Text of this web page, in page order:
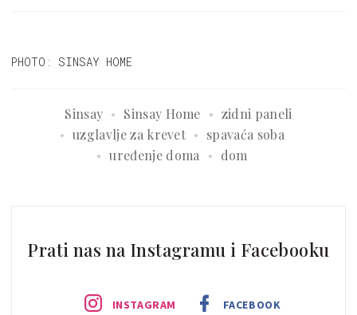
PHOTO: SINSAY HOME
Sinsay Sinsay Home
zidni paneli
uzglavlje za krevet
spavaća soba
uređenje doma
dom
Prati nas na Instagramu i Facebooku
INSTAGRAM FACEBOOK